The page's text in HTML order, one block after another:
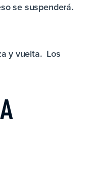
se suspenderá.
y vuelta. Los